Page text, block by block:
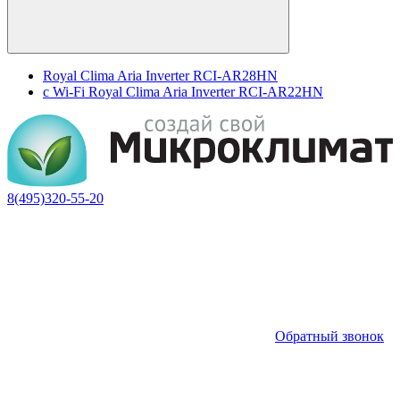
Royal Clima Aria Inverter RCI-AR28HN
c Wi-Fi Royal Clima Aria Inverter RCI-AR22HN
8(495)320-55-20
Обратный звонок